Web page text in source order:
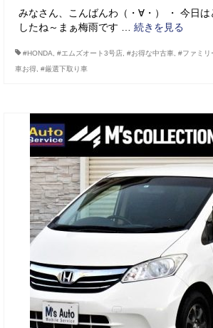
みなさん、こんばんわ（・∀・） ・ 今日
したね～まぁ梅雨です … 続きを見る
#HONDA #エムズオート3号店 #お得な中古車 #ファミリ
車お得 #厳選下取り車